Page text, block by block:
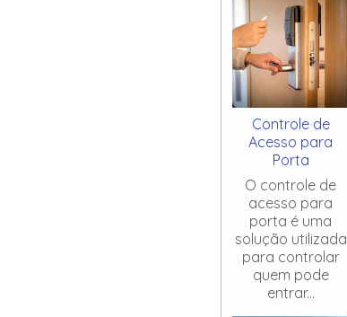
Controle de
Acesso para
Porta
O controle de
acesso para
porta é uma
solução utilizada
para controlar
quem pode
entrar...